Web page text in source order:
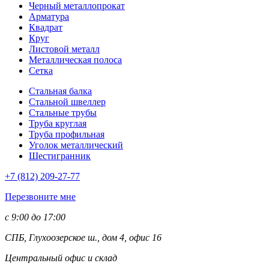
Черный металлопрокат
Арматура
Квадрат
Круг
Листовой металл
Металлическая полоса
Сетка
Стальная балка
Стальной швеллер
Стальные трубы
Труба круглая
Труба профильная
Уголок металлический
Шестигранник
+7 (812) 209-27-77
Перезвоните мне
с 9:00 до 17:00
СПБ, Глухоозерское ш., дом 4, офис 16
Центральный офис и склад